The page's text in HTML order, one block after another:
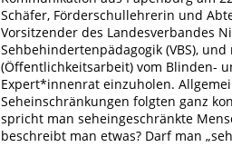
Schäfer, Förderschullehrerin und
Vorsitzender des Landesverbandes
Sehbehindertenpädagogik (VBS),
(Öffentlichkeitsarbeit) vom Blinden-
Expert*innenrat einzuholen.
Seheinschränkungen folgten ganz
spricht man seheingeschränkte
beschreibt man etwas? Darf man